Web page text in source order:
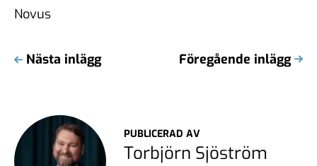
Novus
Nästa inlägg Föregående inlägg
PUBLICERAD AV
Torbjörn Sjöström